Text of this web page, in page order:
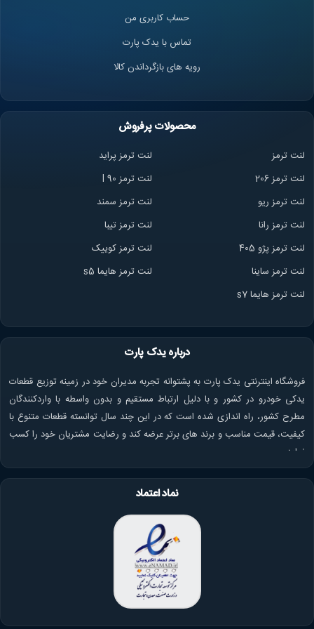
حساب کاربری من
تماس با یدک پارت
رویه های بازگرداندن کالا
محصولات پرفروش
لنت ترمز
لنت ترمز پراید
لنت ترمز 206
لنت ترمز l 90
لنت ترمز ریو
لنت ترمز سمند
لنت ترمز رانا
لنت ترمز تیبا
لنت ترمز پژو 405
لنت ترمز کوییک
لنت ترمز ساینا
لنت ترمز هایما s5
لنت ترمز هایما s7
درباره یدک پارت
فروشگاه اینترنتی یدک پارت به پشتوانه تجربه مدیران خود در زمینه توزیع قطعات
یدکی خودرو در کشور و با دلیل ارتباط مستقیم و بدون واسطه با واردکنندگان
مطرح کشور، راه اندازی شده است که در این چند سال توانسته قطعات متنوع با
کیفیت، قیمت مناسب و برند های برتر عرضه کند و رضایت مشتریان خود را کسب
نماید.
نماد اعتماد